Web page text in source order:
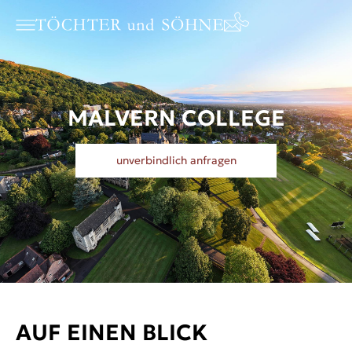
MALVERN COLLEGE
unverbindlich anfragen
AUF EINEN BLICK